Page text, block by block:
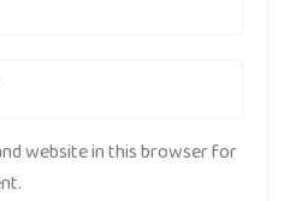
website in this browser for